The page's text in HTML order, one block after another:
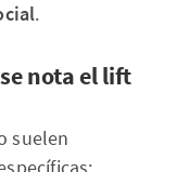
.
nota el lift
suelen